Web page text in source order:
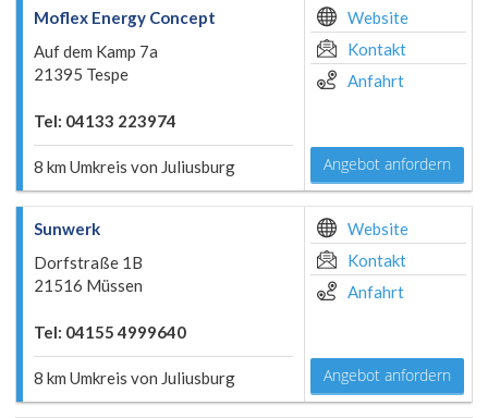
Moflex Energy Concept
Auf dem Kamp 7a
21395 Tespe
Tel: 04133 223974
8 km Umkreis von Juliusburg
Website
Kontakt
Anfahrt
Angebot anfordern
Sunwerk
Dorfstraße 1B
21516 Müssen
Tel: 04155 4999640
8 km Umkreis von Juliusburg
Website
Kontakt
Anfahrt
Angebot anfordern